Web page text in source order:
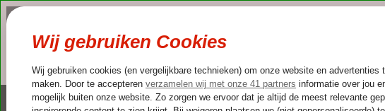
NAZOMER LAST MINUTES ZOMER 2026